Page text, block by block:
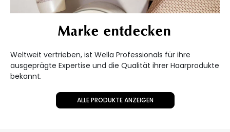
Marke entdecken
Weltweit vertrieben, ist Wella Professionals für ihre
ausgeprägte Expertise und die Qualität ihrer Haarprodukte
bekannt.
ALLE PRODUKTE ANZEIGEN